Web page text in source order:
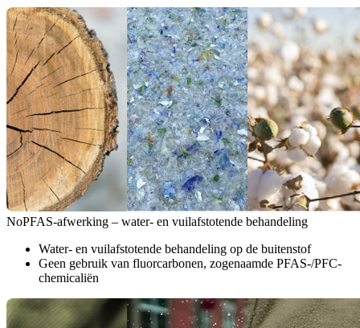
NoPFAS-afwerking – water- en vuilafstotende behandeling
Water- en vuilafstotende behandeling op de buitenstof
Geen gebruik van fluorcarbonen, zogenaamde PFAS-/PFC-
chemicaliën